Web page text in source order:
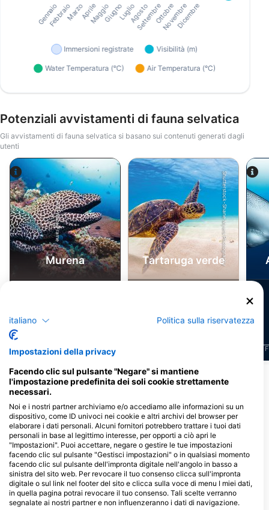
Potenziali avvistamenti di fauna selvatica
Gli avvistamenti di fauna selvatica si basano sui contenuti generati dagli
utenti
Alamy-WaterFrame
Murena
J F M A M J J A S O N D
Shutterstock-Shane Myers Photography
Tartaruga verde
F
Mostra altri animali
Centri d'immersione che riforniscono
questo sito d'immersione
Relaxed Guided Dives
Martha Koosje 10, 0000CW
Willemstad, Curacao
Divers Republic
Playa Daaibooi z/n, 0000CW St
Willibrordus, Curacao
italiano Politica sulla riservatezza
Impostazioni della privacy
Facendo clic sul pulsante "Negare" si mantiene
l'impostazione predefinita dei soli cookie strettamente
necessari.
Noi e i nostri partner archiviamo e/o accediamo alle informazioni su un
dispositivo, come ID univoci nei cookie e altri archivi del browser per
elaborare i dati personali. Alcuni fornitori potrebbero trattare i tuoi dati
personali in base al legittimo interesse, per opporti a ciò apri le
"Impostazioni". Puoi accettare, negare o gestire le tue impostazioni
facendo clic sul pulsante "Gestisci impostazioni" o in qualsiasi momento
facendo clic sul pulsante dell'impronta digitale nell'angolo in basso a
sinistra del sito web. Per revocare il tuo consenso clicca sull'impronta
digitale o sul link nel footer del sito e clicca sulla voce di menu I miei dati,
in quella pagina potrai revocare il tuo consenso. Tali scelte verranno
segnalate ai nostri partner e non influenzeranno i dati di navigazione.